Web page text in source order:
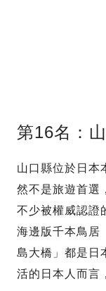
第16名：
山口縣位於日本
然不是旅遊首選
不少被權威認證
海邊版千本鳥居
島大橋」都是日
活的日本人而言